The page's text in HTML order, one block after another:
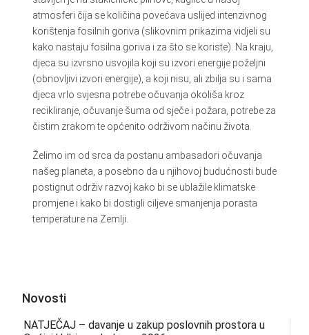
atmosferi čija se količina povećava uslijed intenzivnog
korištenja fosilnih goriva (slikovnim prikazima vidjeli su
kako nastaju fosilna goriva i za što se koriste). Na kraju,
djeca su izvrsno usvojila koji su izvori energije poželjni
(obnovljivi izvori energije), a koji nisu, ali zbilja su i sama
djeca vrlo svjesna potrebe očuvanja okoliša kroz
recikliranje, očuvanje šuma od sječe i požara, potrebe za
čistim zrakom te općenito održivom načinu života.
Želimo im od srca da postanu ambasadori očuvanja
našeg planeta, a posebno da u njihovoj budućnosti bude
postignut održiv razvoj kako bi se ublažile klimatske
promjene i kako bi dostigli ciljeve smanjenja porasta
temperature na Zemlji.
Novosti
NATJEČAJ – davanje u zakup poslovnih prostora u